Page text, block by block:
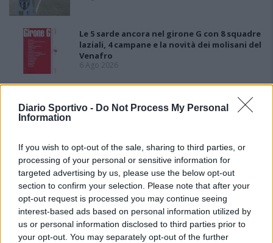
Diario Sportivo - Do Not Process My Personal
Information
If you wish to opt-out of the sale, sharing to third parties, or
processing of your personal or sensitive information for
targeted advertising by us, please use the below opt-out
section to confirm your selection. Please note that after your
opt-out request is processed you may continue seeing
interest-based ads based on personal information utilized by
us or personal information disclosed to third parties prior to
your opt-out. You may separately opt-out of the further
Le 5 sarde ancora nel girone G con 8 squadre
laziali, 4 campane e la novità dei molisani del
Venafro
6 Ago 2026
a sei, l'Ilva è la prima società tra le non
ripescate